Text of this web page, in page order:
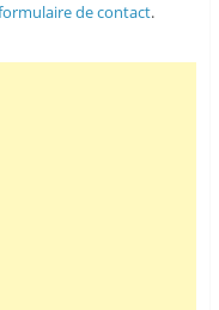
de contact.